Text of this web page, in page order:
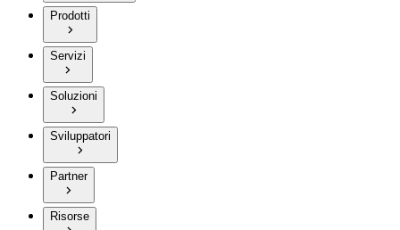
Prodotti
Servizi
Soluzioni
Sviluppatori
Partner
Risorse